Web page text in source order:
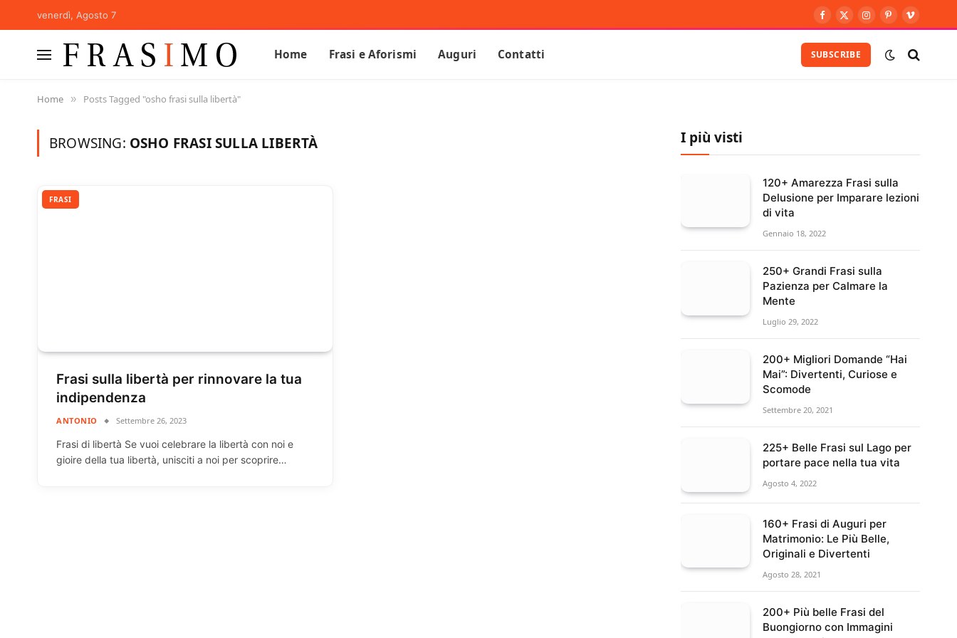
venerdì, Agosto 7
Facebook
X
Instagram
Pinterest
Vimeo
Home Frasi e Aforismi Auguri Contatti SUBSCRIBE
Home » Posts Tagged "osho frasi sulla libertà"
BROWSING: OSHO FRASI SULLA LIBERTÀ
FRASI
Frasi sulla libertà per rinnovare la tua
indipendenza
ANTONIO Settembre 26, 2023
Frasi di libertà Se vuoi celebrare la libertà con noi e
gioire della tua libertà, unisciti a noi per scoprire…
I più visti
120+ Amarezza Frasi sulla
Delusione per Imparare lezioni
di vita
Gennaio 18, 2022
250+ Grandi Frasi sulla
Pazienza per Calmare la
Mente
Luglio 29, 2022
200+ Migliori Domande “Hai
Mai”: Divertenti, Curiose e
Scomode
Settembre 20, 2021
225+ Belle Frasi sul Lago per
portare pace nella tua vita
Agosto 4, 2022
160+ Frasi di Auguri per
Matrimonio: Le Più Belle,
Originali e Divertenti
Agosto 28, 2021
200+ Più belle Frasi del
Buongiorno con Immagini